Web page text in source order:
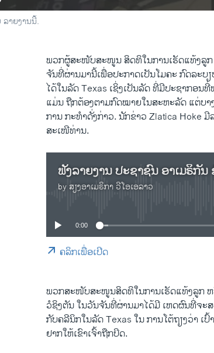
າຍງານນີ້.
ພວກຜູ້ສະໜັບສະໜູນ ສິດທິໃນການເຮັດແທ້ງລູກ
ຈັນທີ່ຜ່ານມານີ້ເພື່ອປະກາດເປັນໂມຄະ ກົດລະບ
ໄດ້ໃນລັດ Texas ເຊິ່ງເປັນລັດ ທີ່ມີປະຊາກອ
ແມ່ນ ຖືກຕ້ອງຕາມກົດໝາຍໃນສະຫະລັດ ແຕ່ບ
ການ ກະທຳດັ່ງກ່າວ. ນັກຂ່າວ Zlatica Hoke
ສະເໜີທ່ານ.
by ສຽງອາເມຣິກາ ວີໂອເອລາວ
0:00
ຄລິກເພື່ອເປີດ
ພວກສະໜັບສະໜູນສິດທິໃນການເຮັດແທ້ງລູກ
ວໍຊິງຕັນ ໃນວັນຈັນທີ່ຜ່ານມາໄດ້ມີ ເຫດຜົນທີ່ຈະ
ກັບຄລີນິກໃນລັດ Texas ໃນ ການໂຕ້ຖຽງວ່າ
ຢາກໃຫ້ເຂົາເຈົ້າຖືກປິດ.